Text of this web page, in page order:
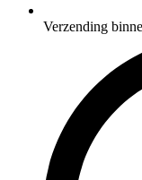
Verzending